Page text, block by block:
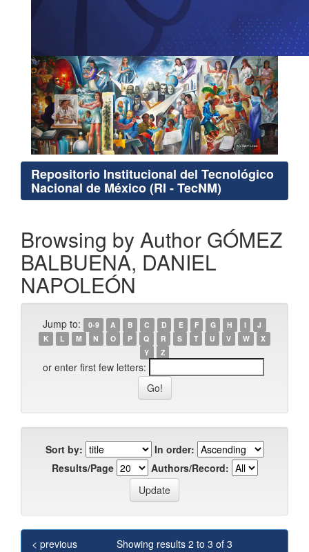
Repositorio Institucional del Tecnológico
Nacional de México (RI - TecNM)
Browsing by Author GÓMEZ
BALBUENA, DANIEL
NAPOLEÓN
Jump to: 0-9 A B C D E F G H I
J
K
L M N O P Q R S T U V W
X
Y
Z
or enter first few letters:
Sort by:
In order:
Results/Page
Authors/Record:
Showing results 2 to 3 of 3
< previous